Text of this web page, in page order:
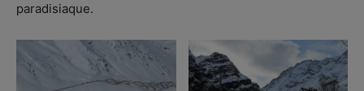
paradisiaque.